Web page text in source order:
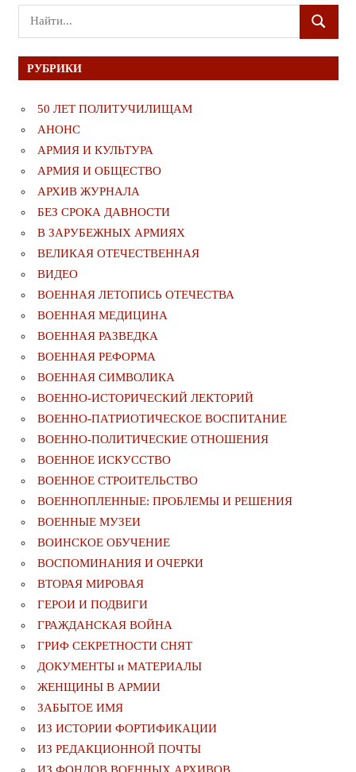
Поиск
для:
ПОИСК
РУБРИКИ
50 ЛЕТ ПОЛИТУЧИЛИЩАМ
АНОНС
АРМИЯ И КУЛЬТУРА
АРМИЯ И ОБЩЕСТВО
АРХИВ ЖУРНАЛА
БЕЗ СРОКА ДАВНОСТИ
В ЗАРУБЕЖНЫХ АРМИЯХ
ВЕЛИКАЯ ОТЕЧЕСТВЕННАЯ
ВИДЕО
ВОЕННАЯ ЛЕТОПИСЬ ОТЕЧЕСТВА
ВОЕННАЯ МЕДИЦИНА
ВОЕННАЯ РАЗВЕДКА
ВОЕННАЯ РЕФОРМА
ВОЕННАЯ СИМВОЛИКА
ВОЕННО-ИСТОРИЧЕСКИЙ ЛЕКТОРИЙ
ВОЕННО-ПАТРИОТИЧЕСКОЕ ВОСПИТАНИЕ
ВОЕННО-ПОЛИТИЧЕСКИE ОТНОШЕНИЯ
ВОЕННОЕ ИСКУССТВО
ВОЕННОЕ СТРОИТЕЛЬСТВО
ВОЕННОПЛЕННЫЕ: ПРОБЛЕМЫ И РЕШЕНИЯ
ВОЕННЫЕ МУЗЕИ
ВОИНСКОЕ ОБУЧЕНИЕ
ВОСПОМИНАНИЯ И ОЧЕРКИ
ВТОРАЯ МИРОВАЯ
ГЕРОИ И ПОДВИГИ
ГРАЖДАНСКАЯ ВОЙНА
ГРИФ СЕКРЕТНОСТИ СНЯТ
ДОКУМЕНТЫ и МАТЕРИАЛЫ
ЖЕНЩИНЫ В АРМИИ
ЗАБЫТОЕ ИМЯ
ИЗ ИСТОРИИ ФОРТИФИКАЦИИ
ИЗ РЕДАКЦИОННОЙ ПОЧТЫ
ИЗ ФОНДОВ ВОЕННЫХ АРХИВОВ